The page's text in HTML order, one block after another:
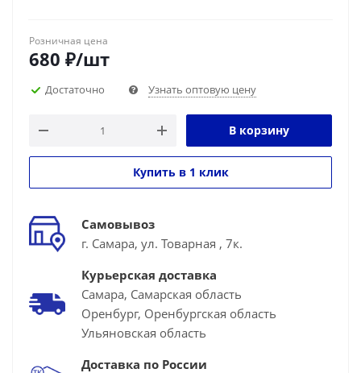
Розничная цена
680 ₽/шт
Достаточно Узнать оптовую цену
В корзину
Купить в 1 клик
Самовывоз
г. Самара, ул. Товарная , 7к.
Курьерская доставка
Самара, Самарская область
Оренбург, Оренбургская область
Ульяновская область
Доставка по России